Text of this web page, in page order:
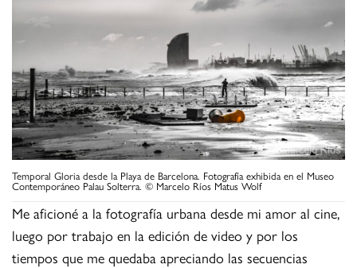
Temporal Gloria desde la Playa de Barcelona. Fotografía exhibida en el Museo
Contemporáneo Palau Solterra. © Marcelo Ríos Matus Wolf
Me aficioné a la fotografía urbana desde mi amor al cine,
luego por trabajo en la edición de video y por los
tiempos que me quedaba apreciando las secuencias